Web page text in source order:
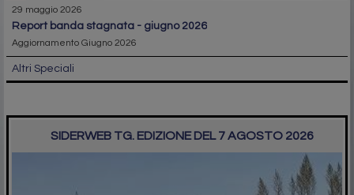
29 maggio 2026
report banda stagnata - giugno 2026
Aggiornamento Giugno 2026
Altri Speciali
SIDERWEB TG. EDIZIONE DEL 7 AGOSTO 2026